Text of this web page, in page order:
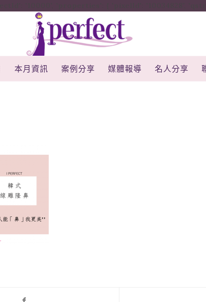
本月資訊 案例分享 媒體報導 名人分享